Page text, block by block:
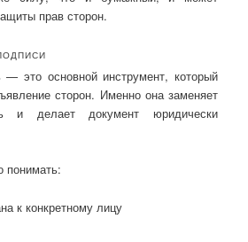
прав сторон.
— это основной инструмент, который
сторон. Именно она заменяет
и делает документ юридически
понимать:
к конкретному лицу